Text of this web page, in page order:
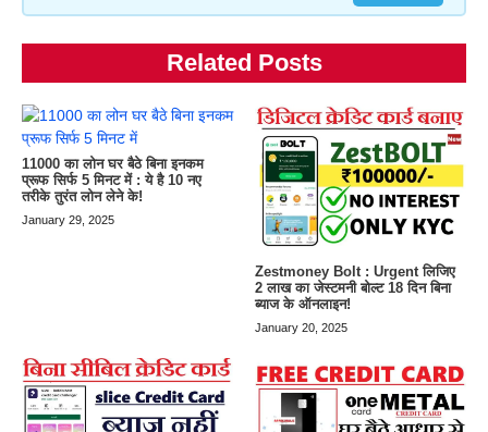
Related Posts
11000 का लोन घर बैठे बिना इनकम
प्रूफ सिर्फ 5 मिनट में : ये है 10 नए
तरीके तुरंत लोन लेने के!
January 29, 2025
Zestmoney Bolt : Urgent लिजिए
2 लाख का जेस्टमनी बोल्ट 18 दिन बिना
ब्याज के ऑनलाइन!
January 20, 2025